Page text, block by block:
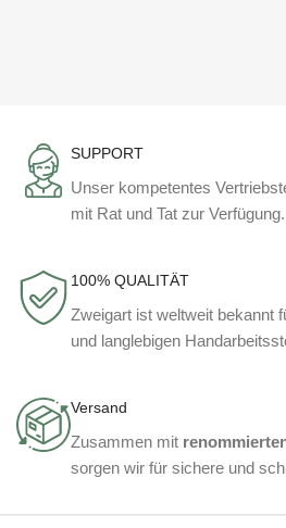
SUPPORT
Unser kompetentes
mit Rat und Tat zur Verfügung.
100% QUALITÄT
Zweigart ist weltweit bekannt
und langlebigen
Versand
Zusammen mit
sorgen wir für sichere und